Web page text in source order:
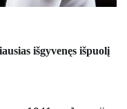
išgyvenęs išpuolį